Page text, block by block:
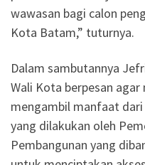
wawasan bagi calon
Kota Batam,” tuturnya.
Dalam sambutannya
Wali Kota berpesan
mengambil manfaat
yang dilakukan oleh
Pembangunan yang